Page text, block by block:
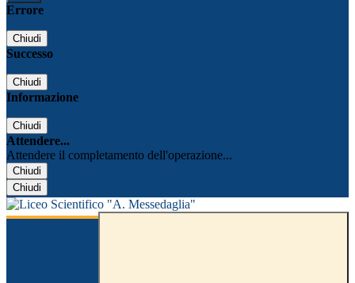
Errore
Chiudi
Successo
Chiudi
Informazione
Chiudi
Attendere...
Attendere il completamento dell'operazione...
Chiudi
Chiudi